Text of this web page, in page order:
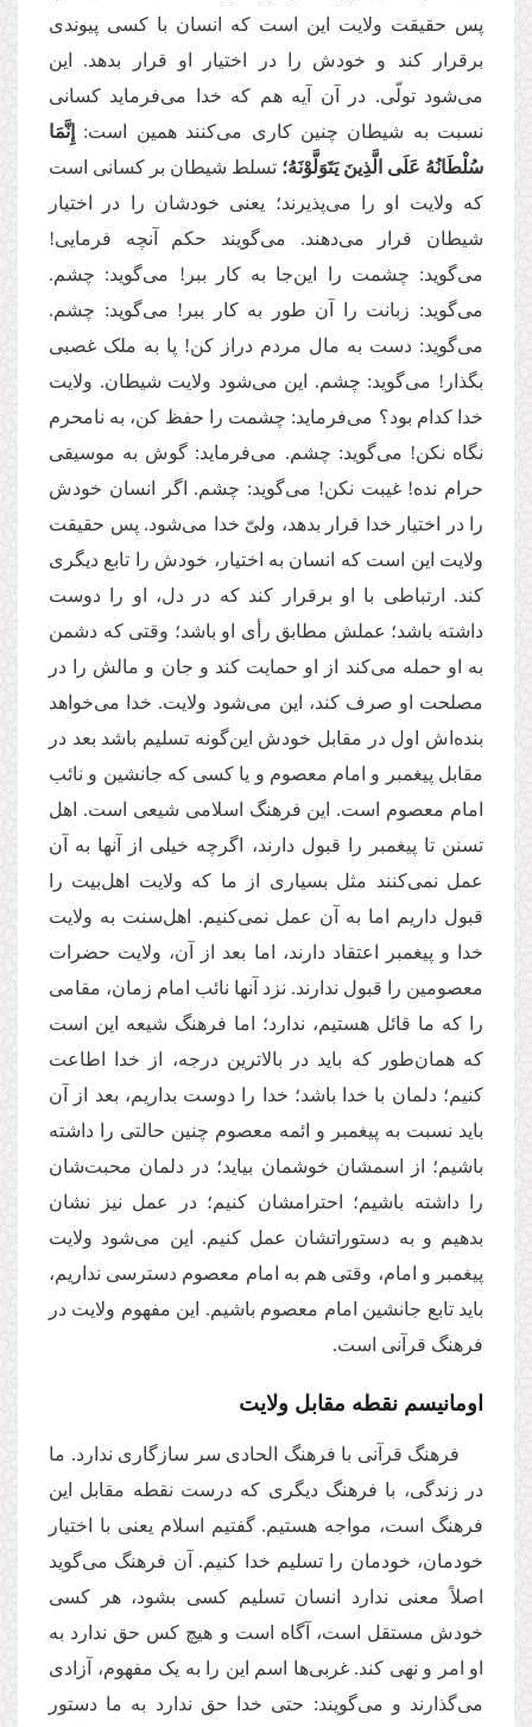
پس حقیقت ولایت این است که انسان با کسی پیوندی
برقرار کند و خودش را در اختیار او قرار بدهد. این
می‌‌شود تولّی. در آن آیه هم که خدا می‌‌فرماید کسانی
نسبت به شیطان چنین کاری می‌‌کنند همین است: إِنَّمَا
سُلْطَانُهُ عَلَى الَّذِینَ یَتَوَلَّوْنَهُ؛ تسلط شیطان بر کسانی است
که ولایت او را می‌‌پذیرند؛ یعنی خودشان را در اختیار
شیطان قرار می‌‌دهند. می‌گویند حکم آنچه فرمایی!
می‌گوید: چشمت را این‌جا به کار ببر! می‌گوید: چشم.
می‌گوید: زبانت را آن طور به کار ببر! می‌گوید: چشم.
می‌گوید: دست به مال مردم دراز کن! پا به ملک غصبی
بگذار! می‌گوید: چشم. این می‌‌شود ولایت شیطان. ولایت
خدا کدام بود؟ می‌‌فرماید: چشمت را حفظ کن، به نامحرم
نگاه نکن! می‌گوید: چشم. می‌فرماید: گوش به موسیقی
حرام نده! غیبت نکن! می‌گوید: چشم. اگر انسان خودش
را در اختیار خدا قرار بدهد، ولیّ خدا می‌شود. پس حقیقت
ولایت این است که انسان به اختیار، خودش را تابع دیگری
کند. ارتباطی با او برقرار کند که در دل، او را دوست
داشته باشد؛ عملش مطابق رأی او باشد؛ وقتی که دشمن
به او حمله می‌‌کند از او حمایت کند و جان و مالش را در
مصلحت او صرف کند، این می‌‌شود ولایت. خدا می‌خواهد
بنده‌‌اش اول در مقابل خودش این‌گونه تسلیم باشد بعد در
مقابل پیغمبر و امام معصوم و یا کسی که جانشین و نائب
امام معصوم است. این فرهنگ اسلامی شیعی است. اهل
تسنن تا پیغمبر را قبول دارند، اگرچه خیلی از آنها به آن
عمل نمی‌‌کنند مثل بسیاری از ما که ولایت اهل‌بیت را
قبول داریم اما به آن عمل نمی‌‌کنیم. اهل‌سنت به ولایت
خدا و پیغمبر اعتقاد دارند، اما بعد از آن، ولایت حضرات
معصومین را قبول ندارند. نزد آنها نائب امام زمان، مقامی
را که ما قائل هستیم، ندارد؛ اما فرهنگ شیعه این است
که همان‌طور که باید در بالاترین درجه، از خدا اطاعت
کنیم؛ دلمان با خدا باشد؛ خدا را دوست بداریم، بعد از آن
باید نسبت به پیغمبر و ائمه معصوم چنین حالتی را داشته
باشیم؛ از اسمشان خوشمان بیاید؛ در دلمان محبت‌شان
را داشته باشیم؛ احترامشان کنیم؛ در عمل نیز نشان
بدهیم و به دستوراتشان عمل کنیم. این می‌‌شود ولایت
پیغمبر و امام، وقتی هم به امام معصوم دسترسی نداریم،
باید تابع جانشین امام معصوم باشیم. این مفهوم ولایت در
فرهنگ قرآنی است.
اومانیسم نقطه مقابل ولایت
فرهنگ قرآنی با فرهنگ الحادی سر سازگاری ندارد. ما
در زندگی، با فرهنگ دیگری که درست نقطه مقابل این
فرهنگ است، مواجه هستیم. گفتیم اسلام یعنی با اختیار
خودمان، خودمان را تسلیم خدا کنیم. آن فرهنگ می‌‌گوید
اصلاً معنی ندارد انسان تسلیم کسی بشود، هر کسی
خودش مستقل است، آگاه است و هیچ کس حق ندارد به
او امر و نهی کند. غربی‌ها اسم این را به یک مفهوم، آزادی
می‌‌گذارند و می‌گویند: حتی خدا حق ندارد به ما دستور